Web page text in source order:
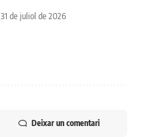
31 de juliol de 2026
Deixar un comentari